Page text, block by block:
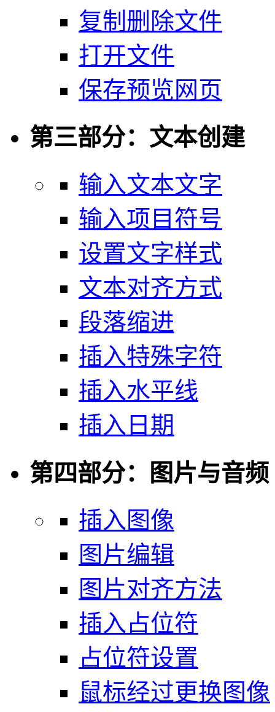
复制删除文件
打开文件
保存预览网页
第三部分：文本创建
输入文本文字
输入项目符号
设置文字样式
文本对齐方式
段落缩进
插入特殊字符
插入水平线
插入日期
第四部分：图片与音频
插入图像
图片编辑
图片对齐方法
插入占位符
占位符设置
鼠标经过更换图像